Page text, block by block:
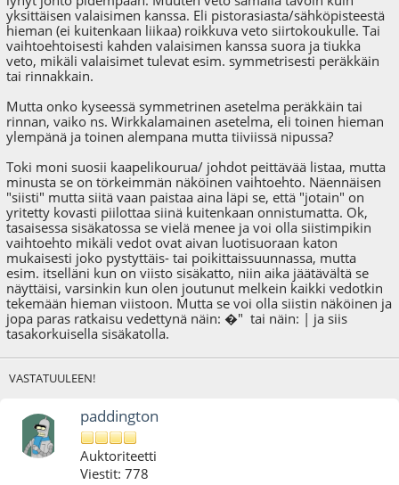
yksittäisen valaisimen kanssa. Eli pistorasiasta/sähköpisteestä
hieman (ei kuitenkaan liikaa) roikkuva veto siirtokoukulle. Tai
vaihtoehtoisesti kahden valaisimen kanssa suora ja tiukka
veto, mikäli valaisimet tulevat esim. symmetrisesti peräkkäin
tai rinnakkain.
Mutta onko kyseessä symmetrinen asetelma peräkkäin tai
rinnan, vaiko ns. Wirkkalamainen asetelma, eli toinen hieman
ylempänä ja toinen alempana mutta tiiviissä nipussa?
Toki moni suosii kaapelikourua/ johdot peittävää listaa, mutta
minusta se on törkeimmän näköinen vaihtoehto. Näennäisen
"siisti" mutta siitä vaan paistaa aina läpi se, että "jotain" on
yritetty kovasti piilottaa siinä kuitenkaan onnistumatta. Ok,
tasaisessa sisäkatossa se vielä menee ja voi olla siistimpikin
vaihtoehto mikäli vedot ovat aivan luotisuoraan katon
mukaisesti joko pystyttäis- tai poikittaissuunnassa, mutta
esim. itselläni kun on viisto sisäkatto, niin aika jäätävältä se
näyttäisi, varsinkin kun olen joutunut melkein kaikki vedotkin
tekemään hieman viistoon. Mutta se voi olla siistin näköinen ja
jopa paras ratkaisu vedettynä näin: �" tai näin: | ja siis
tasakorkuisella sisäkatolla.
VASTATUULEEN!
paddington
Auktoriteetti
Viestit: 778